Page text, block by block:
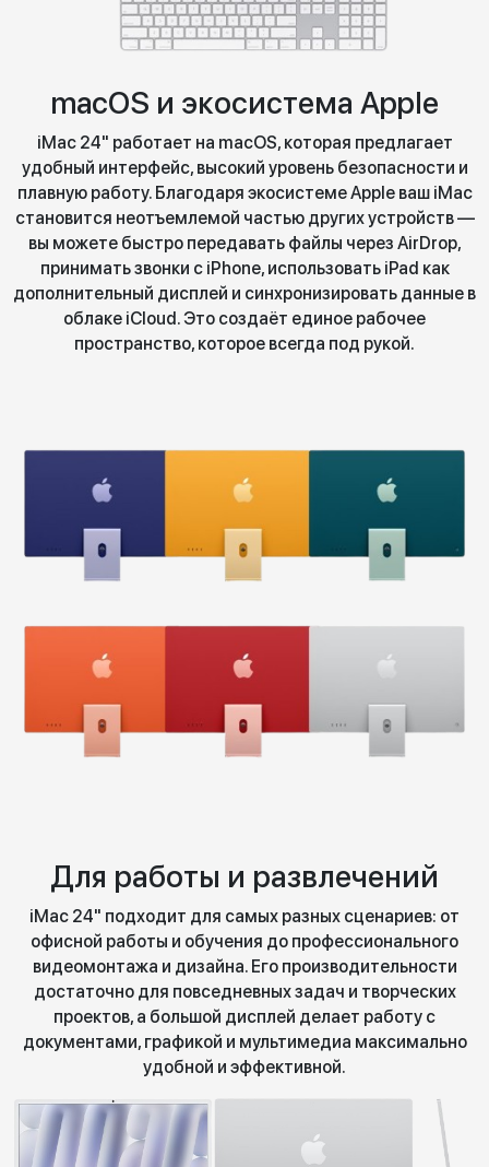
macOS и экосистема Apple
iMac 24" работает на macOS, которая предлагает
удобный интерфейс, высокий уровень безопасности и
плавную работу. Благодаря экосистеме Apple ваш iMac
становится неотъемлемой частью других устройств —
вы можете быстро передавать файлы через AirDrop,
принимать звонки с iPhone, использовать iPad как
дополнительный дисплей и синхронизировать данные в
облаке iCloud. Это создаёт единое рабочее
пространство, которое всегда под рукой.
Для работы и развлечений
iMac 24" подходит для самых разных сценариев: от
офисной работы и обучения до профессионального
видеомонтажа и дизайна. Его производительности
достаточно для повседневных задач и творческих
проектов, а большой дисплей делает работу с
документами, графикой и мультимедиа максимально
удобной и эффективной.